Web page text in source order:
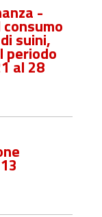
-
suini,
periodo
al 28